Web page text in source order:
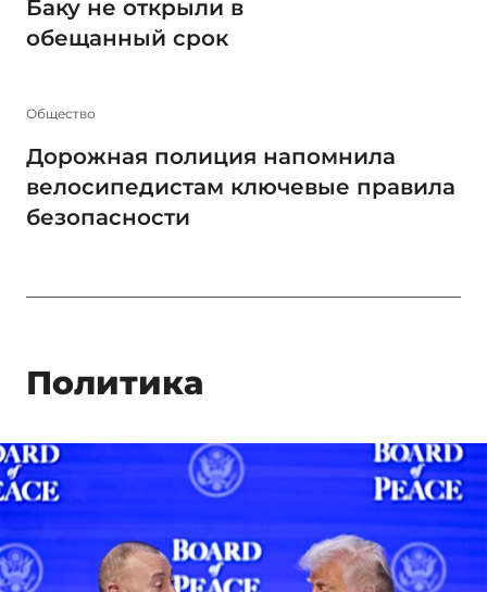
Баку не открыли в
обещанный срок
Общество
Дорожная полиция напомнила
велосипедистам ключевые правила
безопасности
Политика